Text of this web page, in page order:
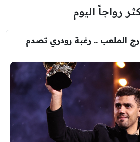
رواجاً اليوم
الملعب .. رغبة رودري تصدم